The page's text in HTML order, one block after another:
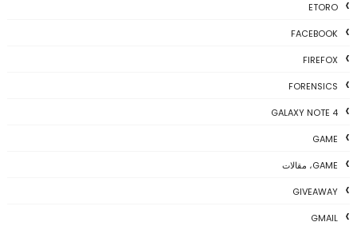
ETORO
FACEBOOK
FIREFOX
FORENSICS
GALAXY NOTE 4
GAME
GAME، مقالات
GIVEAWAY
GMAIL